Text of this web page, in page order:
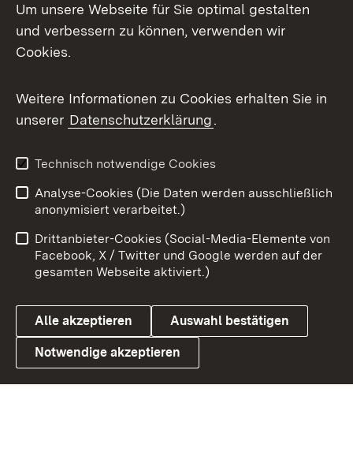
Mastodon
Messenger
Social Wall
X / Twitter
Youtube
Link zum Landesportal
Benutzungshinweise
Barrierefreiheit
Datenschutz
Cookies
Um unsere Webseite für Sie optimal gestalten
und verbessern zu können, verwenden wir
Cookies.
Weitere Informationen zu Cookies erhalten Sie in
unserer Datenschutzerklärung.
Technisch notwendige Cookies
Analyse-Cookies (Die Daten werden ausschließlich
anonymisiert verarbeitet.)
Drittanbieter-Cookies (Social-Media-Elemente von
Facebook, X / Twitter und Google werden auf der
gesamten Webseite aktiviert.)
Alle akzeptieren Auswahl bestätigen
Notwendige akzeptieren